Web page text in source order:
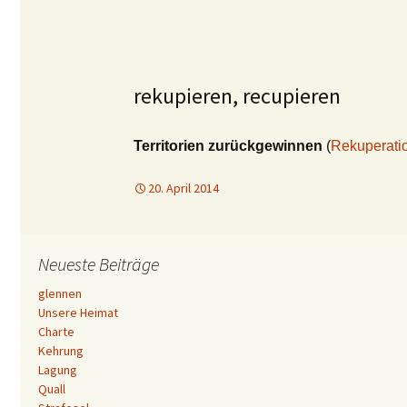
rekupieren, recupieren
Territorien zurückgewinnen (
20. April 2014
Neueste Beiträge
glennen
Unsere Heimat
Charte
Kehrung
Lagung
Quall